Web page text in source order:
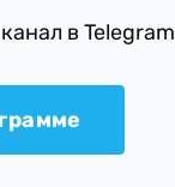
в Telegram